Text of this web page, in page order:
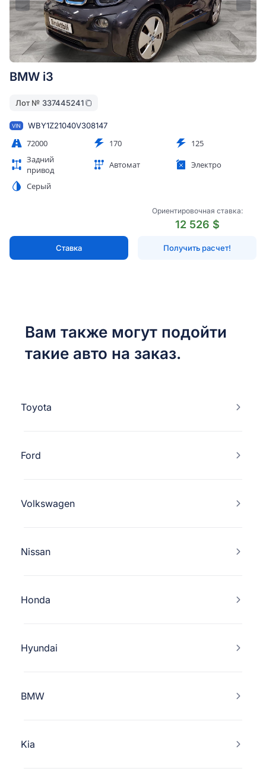
BMW i3
Лот № 337445241
VIN WBY1Z21040V308147
72000 170
125
Задний
привод
Автомат
Электро
Серый
Ориентировочная ставка:
12 526 $
Ставка Получить расчет!
Вам также могут подойти
такие авто на заказ.
Toyota
Ford
Volkswagen
Nissan
Honda
Hyundai
BMW
Kia